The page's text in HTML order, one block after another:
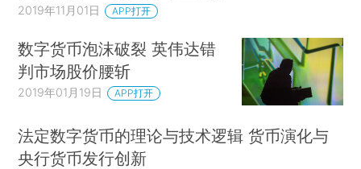
2019年11月01日 APP打开
数字货币泡沫破裂 英伟达错
判市场股价腰斩
2019年01月19日 APP打开
法定数字货币的理论与技术逻辑 货币演化与
央行货币发行创新